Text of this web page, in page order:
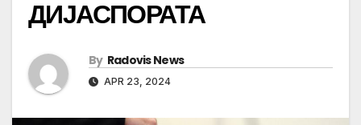
ДИЈАСПОРАТА
By Radovis News
APR 23, 2024